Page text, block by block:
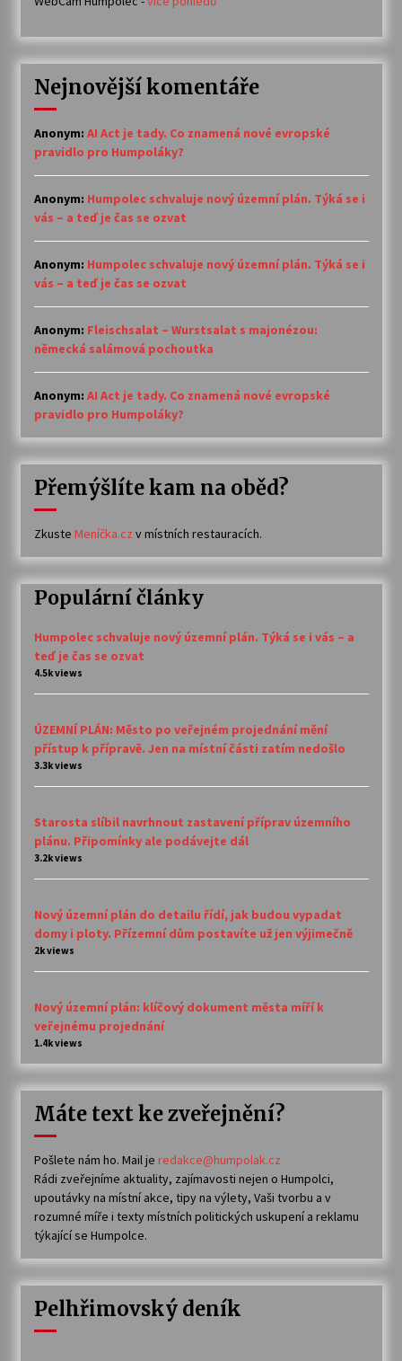
Nejnovější komentáře
Anonym: AI Act je tady. Co znamená nové evropské
pravidlo pro Humpoláky?
Anonym: Humpolec schvaluje nový územní plán. Týká se i
vás – a teď je čas se ozvat
Anonym: Humpolec schvaluje nový územní plán. Týká se i
vás – a teď je čas se ozvat
Anonym: Fleischsalat – Wurstsalat s majonézou:
německá salámová pochoutka
Anonym: AI Act je tady. Co znamená nové evropské
pravidlo pro Humpoláky?
Přemýšlíte kam na oběd?
Zkuste Meníčka.cz v místních restauracích.
Populární články
Humpolec schvaluje nový územní plán. Týká se i vás – a
teď je čas se ozvat
4.5k views
ÚZEMNÍ PLÁN: Město po veřejném projednání mění
přístup k přípravě. Jen na místní části zatím nedošlo
3.3k views
Starosta slíbil navrhnout zastavení příprav územního
plánu. Připomínky ale podávejte dál
3.2k views
Nový územní plán do detailu řídí, jak budou vypadat
domy i ploty. Přízemní dům postavíte už jen výjimečně
2k views
Nový územní plán: klíčový dokument města míří k
veřejnému projednání
1.4k views
Máte text ke zveřejnění?
Pošlete nám ho. Mail je redakce@humpolak.cz
Rádi zveřejníme aktuality, zajímavosti nejen o Humpolci,
upoutávky na místní akce, tipy na výlety, Vaši tvorbu a v
rozumné míře i texty místních politických uskupení a reklamu
týkající se Humpolce.
Pelhřimovský deník